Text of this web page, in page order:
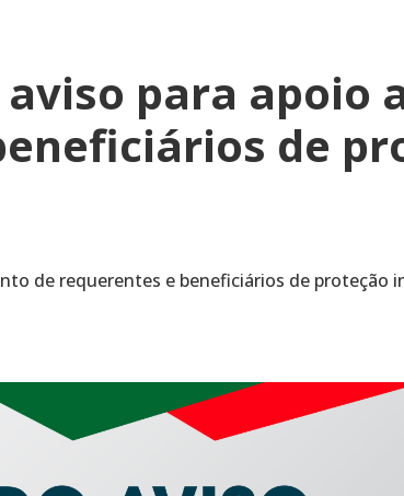
aviso para apoio
de
de requerentes e beneficiários de proteção